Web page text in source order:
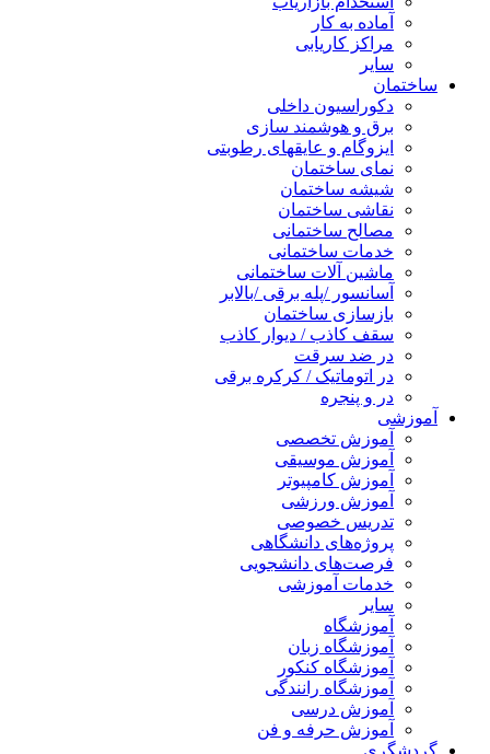
آماده به کار
مراکز کاریابی
سایر
ساختمان
دکوراسیون داخلی
برق و هوشمند سازی
ایزوگام و عایقهای رطوبتی
نمای ساختمان
شیشه ساختمان
نقاشی ساختمان
مصالح ساختمانی
خدمات ساختمانی
ماشین آلات ساختمانی
آسانسور /پله برقی /بالابر
بازسازی ساختمان
سقف کاذب / دیوار کاذب
در ضد سرقت
در اتوماتیک / کرکره برقی
در و پنجره
آموزشی
آموزش تخصصی
آموزش موسیقی
آموزش کامپیوتر
آموزش ورزشی
تدریس خصوصی
پروژه‌های دانشگاهی
فرصت‌های دانشجویی
خدمات آموزشی
سایر
آموزشگاه
آموزشگاه زبان
آموزشگاه کنکور
آموزشگاه رانندگی
آموزش درسی
آموزش حرفه و فن